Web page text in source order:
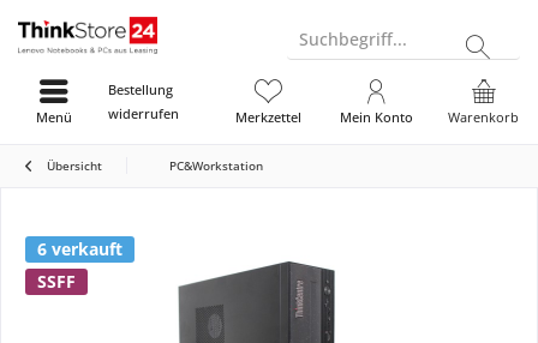
Suchbegriff...
Bestellung
widerrufen
Warenkorb
Merkzettel Mein Konto
Menü
Übersicht PC&Workstation
6 verkauft
SSFF